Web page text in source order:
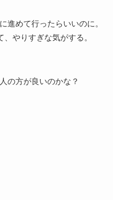
進めて行ったらいいのに。
やりすぎな気がする。
の方が良いのかな？